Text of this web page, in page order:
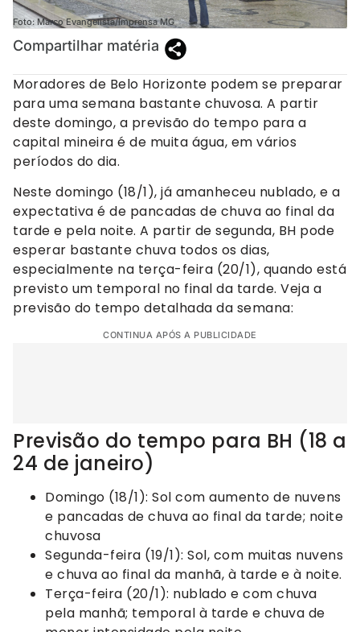
Foto: Marco Evangelista/Imprensa MG
Compartilhar matéria
Moradores de Belo Horizonte podem se preparar
para uma semana bastante chuvosa. A partir
deste domingo, a previsão do tempo para a
capital mineira é de muita água, em vários
períodos do dia.
Neste domingo (18/1), já amanheceu nublado, e a
expectativa é de pancadas de chuva ao final da
tarde e pela noite. A partir de segunda, BH pode
esperar bastante chuva todos os dias,
especialmente na terça-feira (20/1), quando está
previsto um temporal no final da tarde. Veja a
previsão do tempo detalhada da semana:
CONTINUA APÓS A PUBLICIDADE
Previsão do tempo para BH (18 a
24 de janeiro)
Domingo (18/1): Sol com aumento de nuvens
e pancadas de chuva ao final da tarde; noite
chuvosa
Segunda-feira (19/1): Sol, com muitas nuvens
e chuva ao final da manhã, à tarde e à noite.
Terça-feira (20/1): nublado e com chuva
pela manhã; temporal à tarde e chuva de